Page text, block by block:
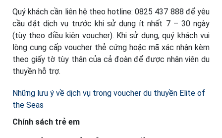
Quý khách cần liên hệ theo hotline: 0825 437 888 để yêu
cầu đặt dịch vụ trước khi sử dụng ít nhất 7 – 30 ngày
(tùy theo điều kiện voucher). Khi sử dụng, quý khách vui
lòng cung cấp voucher thẻ cứng hoặc mã xác nhận kèm
theo giấy tờ tùy thân của cả đoàn để được nhân viên du
thuyền hỗ trợ.
Những lưu ý về dịch vụ trong voucher du thuyền Elite of
the Seas
Chính sách trẻ em